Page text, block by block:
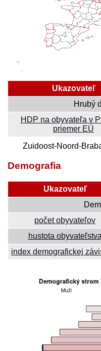
Ukazovateľ
Hrubý
HDP na obyvateľa v
priemer EÚ
Zuidoost-Noord-
Demografia
Ukazovateľ
počet obyvateľov
hustota obyvateľstva
index demografickej